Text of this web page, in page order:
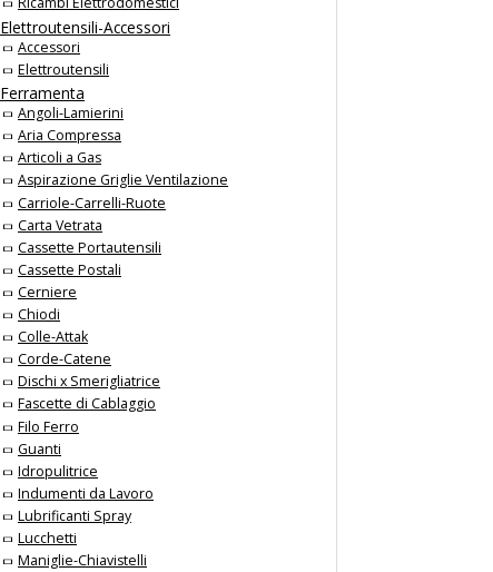
Elettroutensili-Accessori
Accessori
Elettroutensili
Ferramenta
Angoli-Lamierini
Aria Compressa
Articoli a Gas
Aspirazione Griglie Ventilazione
Carriole-Carrelli-Ruote
Carta Vetrata
Cassette Portautensili
Cassette Postali
Cerniere
Chiodi
Colle-Attak
Corde-Catene
Dischi x Smerigliatrice
Fascette di Cablaggio
Filo Ferro
Guanti
Idropulitrice
Indumenti da Lavoro
Lubrificanti Spray
Lucchetti
Maniglie-Chiavistelli